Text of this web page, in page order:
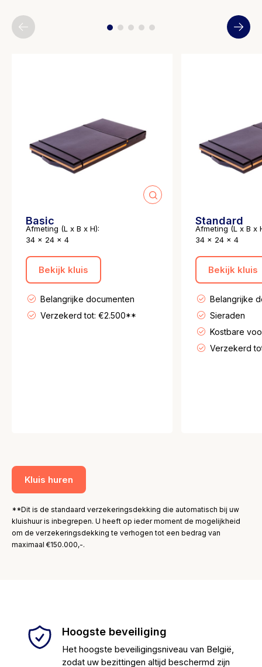
Basic
Afmeting (L x B x H):
34 x 24 x 4
Bekijk kluis
Belangrijke documenten
Verzekerd tot: €2.500**
Standard
Afmeting (L x B x
34 x 24 x 4
Bekijk kluis
Belangrijke
Sieraden
Kostbare
Verzekerd
Kluis huren
**Dit is de standaard verzekeringsdekking die automatisch bij uw
kluishuur is inbegrepen. U heeft op ieder moment de mogelijkheid
om de verzekeringsdekking te verhogen tot een bedrag van
maximaal €150.000,-.
Hoogste beveiliging
Het hoogste beveiligingsniveau van België,
zodat uw bezittingen altijd beschermd zijn